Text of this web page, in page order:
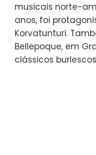
musicais norte-
anos, foi
Korvatunturi.
Bellepoque, em
clássicos